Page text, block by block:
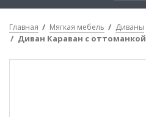
Главная Мягкая мебель Диваны
Диван Караван с оттоманкой